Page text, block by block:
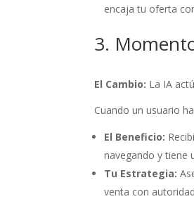
encaja tu oferta
3.
El Cambio: La IA
Cuando un usuario
El Beneficio:
navegando y tiene
Tu Estrategia:
venta con